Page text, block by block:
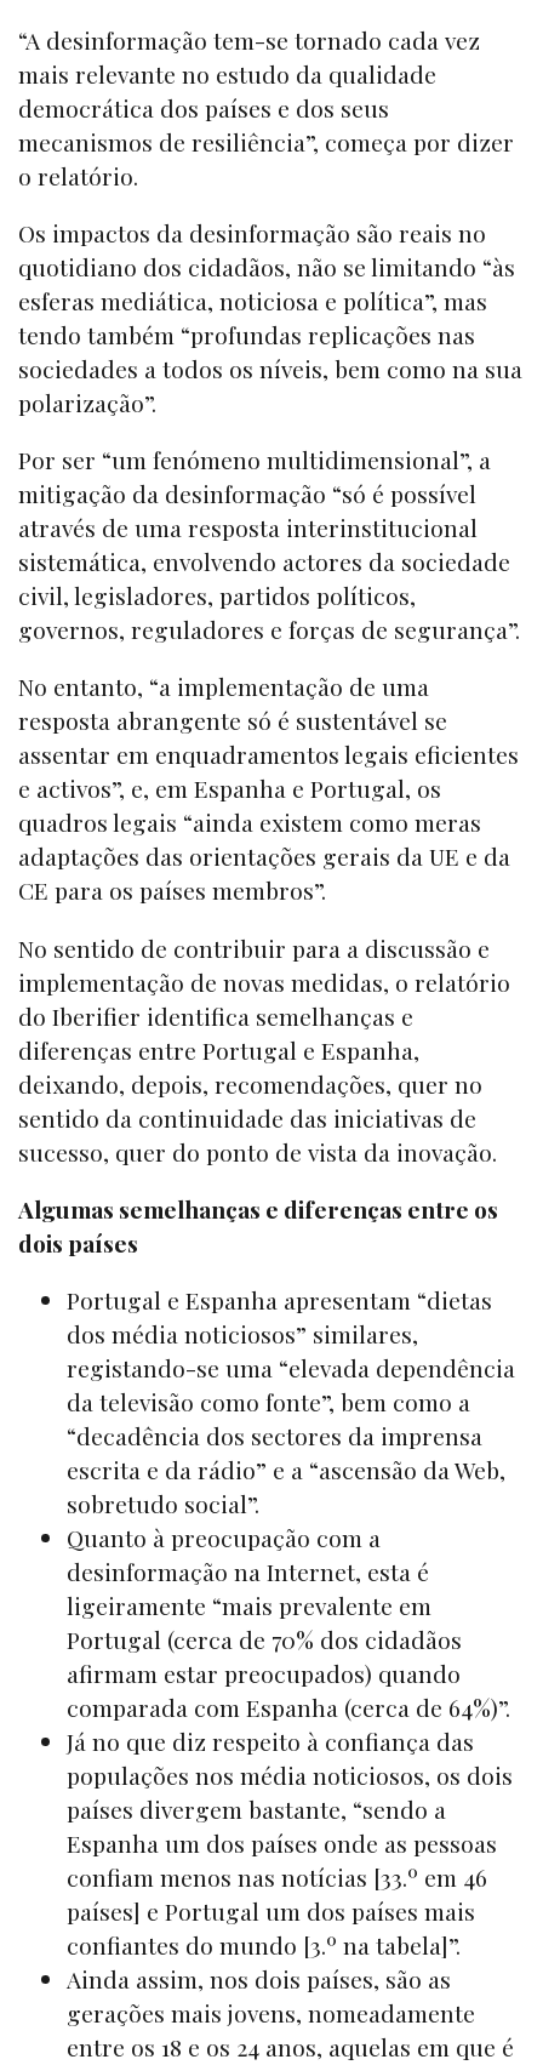
“A desinformação tem-se tornado cada vez
mais relevante no estudo da qualidade
democrática dos países e dos seus
mecanismos de resiliência”, começa por dizer
o relatório.
Os impactos da desinformação são reais no
quotidiano dos cidadãos, não se limitando “às
esferas mediática, noticiosa e política”, mas
tendo também “profundas replicações nas
sociedades a todos os níveis, bem como na sua
polarização”.
Por ser “um fenómeno multidimensional”, a
mitigação da desinformação “só é possível
através de uma resposta interinstitucional
sistemática, envolvendo actores da sociedade
civil, legisladores, partidos políticos,
governos, reguladores e forças de segurança”.
No entanto, “a implementação de uma
resposta abrangente só é sustentável se
assentar em enquadramentos legais eficientes
e activos”, e, em Espanha e Portugal, os
quadros legais “ainda existem como meras
adaptações das orientações gerais da UE e da
CE para os países membros”.
No sentido de contribuir para a discussão e
implementação de novas medidas, o relatório
do Iberifier identifica semelhanças e
diferenças entre Portugal e Espanha,
deixando, depois, recomendações, quer no
sentido da continuidade das iniciativas de
sucesso, quer do ponto de vista da inovação.
Algumas semelhanças e diferenças entre os
dois países
Portugal e Espanha apresentam “dietas
dos média noticiosos” similares,
registando-se uma “elevada dependência
da televisão como fonte”, bem como a
“decadência dos sectores da imprensa
escrita e da rádio” e a “ascensão da Web,
sobretudo social”.
Quanto à preocupação com a
desinformação na Internet, esta é
ligeiramente “mais prevalente em
Portugal (cerca de 70% dos cidadãos
afirmam estar preocupados) quando
comparada com Espanha (cerca de 64%)”.
Já no que diz respeito à confiança das
populações nos média noticiosos, os dois
países divergem bastante, “sendo a
Espanha um dos países onde as pessoas
confiam menos nas notícias [33.º em 46
países] e Portugal um dos países mais
confiantes do mundo [3.º na tabela]”.
Ainda assim, nos dois países, são as
gerações mais jovens, nomeadamente
entre os 18 e os 24 anos, aquelas em que é